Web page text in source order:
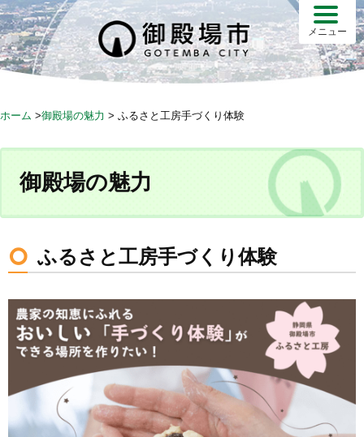
S
k
i
p
o
メニュー
ホーム >御殿場の魅力 > ふるさと工房手づくり体験
御殿場の魅力
ふるさと工房手づくり体験